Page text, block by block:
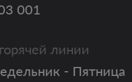
001
линии
- Пятница